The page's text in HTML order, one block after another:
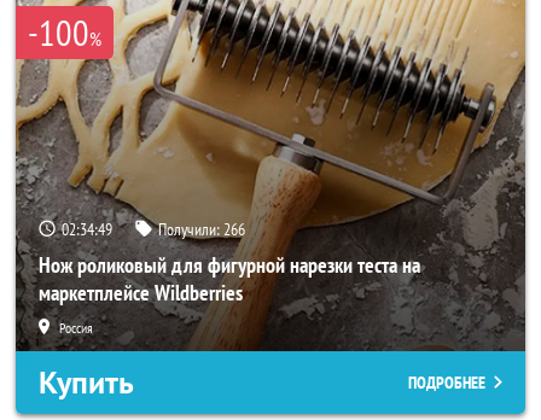
-100%
02:34:47 Получили:266
Нож роликовый для фигурной нарезки теста на
маркетплейсе Wildberries
Россия
Купить ПОДРОБНЕЕ